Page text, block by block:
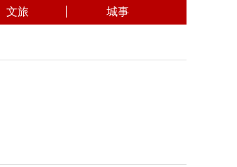
文旅 城事